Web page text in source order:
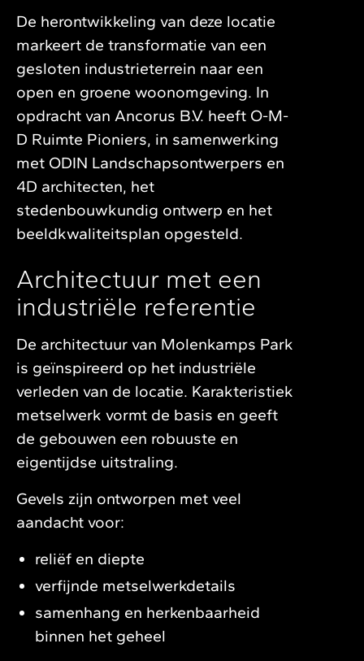
De herontwikkeling van deze locatie
markeert de transformatie van een
gesloten industrieterrein naar een
open en groene woonomgeving. In
opdracht van Ancorus B.V. heeft O-M-
D Ruimte Pioniers, in samenwerking
met ODIN Landschapsontwerpers en
4D architecten, het
stedenbouwkundig ontwerp en het
beeldkwaliteitsplan opgesteld.
Architectuur met een
industriële referentie
De architectuur van Molenkamps Park
is geïnspireerd op het industriële
verleden van de locatie. Karakteristiek
metselwerk vormt de basis en geeft
de gebouwen een robuuste en
eigentijdse uitstraling.
Gevels zijn ontworpen met veel
aandacht voor:
reliëf en diepte
verfijnde metselwerkdetails
samenhang en herkenbaarheid
binnen het geheel